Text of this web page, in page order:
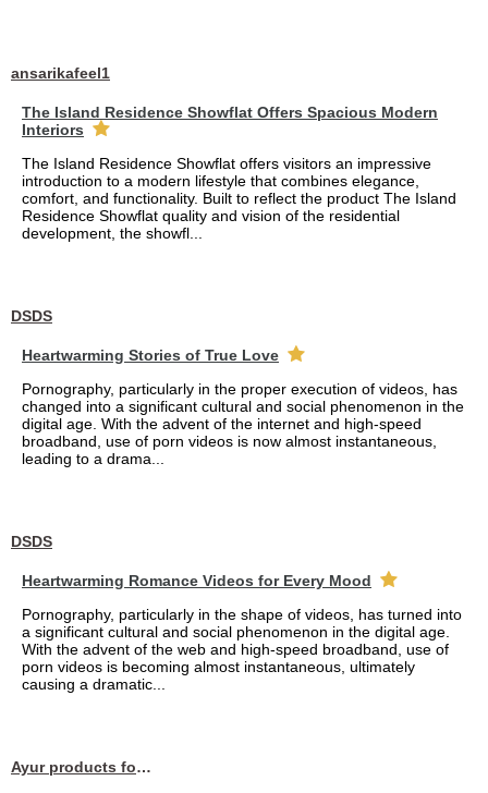
ansarikafeel1
The Island Residence Showflat Offers Spacious Modern
Interiors
The Island Residence Showflat offers visitors an impressive
introduction to a modern lifestyle that combines elegance,
comfort, and functionality. Built to reflect the product The Island
Residence Showflat quality and vision of the residential
development, the showfl...
DSDS
Heartwarming Stories of True Love
Pornography, particularly in the proper execution of videos, has
changed into a significant cultural and social phenomenon in the
digital age. With the advent of the internet and high-speed
broadband, use of porn videos is now almost instantaneous,
leading to a drama...
DSDS
Heartwarming Romance Videos for Every Mood
Pornography, particularly in the shape of videos, has turned into
a significant cultural and social phenomenon in the digital age.
With the advent of the web and high-speed broadband, use of
porn videos is becoming almost instantaneous, ultimately
causing a dramatic...
Ayur products for hair